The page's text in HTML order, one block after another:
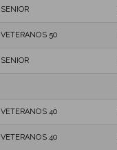
SENIOR
VETERANOS 50
SENIOR
VETERANOS 40
VETERANOS 40